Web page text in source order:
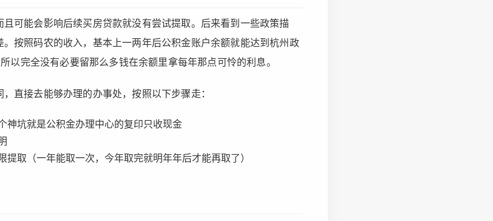
可能会影响后续买房贷款就没有尝试提取。后来看到一些政策描
按照码农的收入，基本上一两年后公积金账户余额就能达到杭州政
以完全没有必要留那么多钱在余额里拿每年那点可怜的利息。
直接去能够办理的办事处，按照以下步骤走：
神坑就是公积金办理中心的复印只收现金
提取（一年能取一次，今年取完就明年年后才能再取了）